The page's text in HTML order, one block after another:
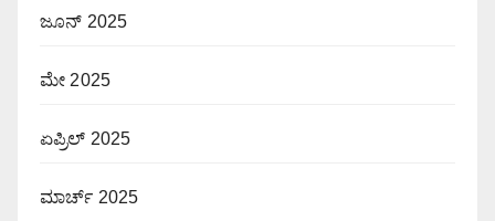
ಜೂನ್ 2025
ಮೇ 2025
ಏಪ್ರಿಲ್ 2025
ಮಾರ್ಚ್ 2025